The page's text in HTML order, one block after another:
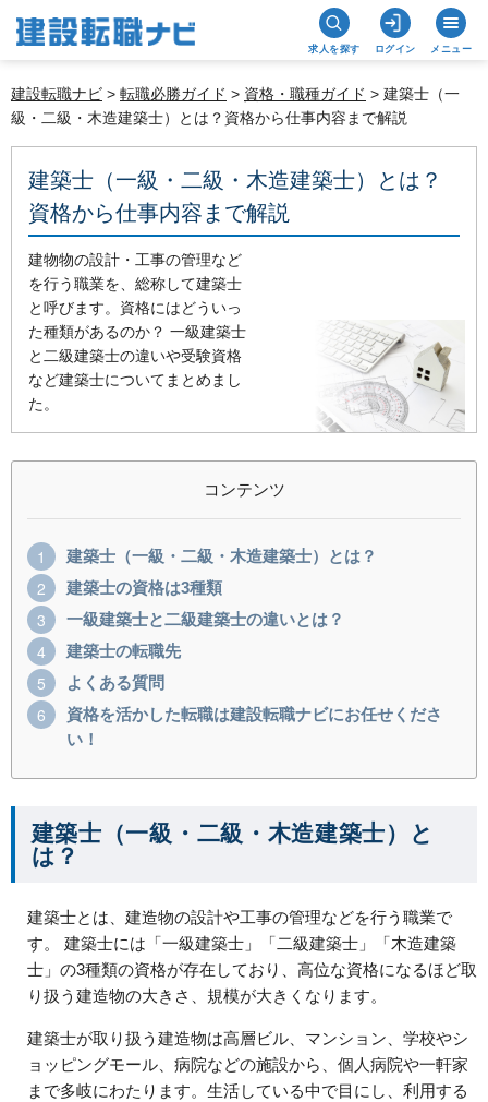
求人を探す ログイン メニュー
建設転職ナビ > 転職必勝ガイド > 資格・職種ガイド > 建築士（一
級・二級・木造建築士）とは？資格から仕事内容まで解説
建築士（一級・二級・木造建築士）とは？
資格から仕事内容まで解説
建物物の設計・工事の管理など
を行う職業を、総称して建築士
と呼びます。資格にはどういっ
た種類があるのか？ 一級建築士
と二級建築士の違いや受験資格
など建築士についてまとめまし
た。
コンテンツ
建築士（一級・二級・木造建築士）とは？
建築士の資格は3種類
一級建築士と二級建築士の違いとは？
建築士の転職先
よくある質問
資格を活かした転職は建設転職ナビにお任せくださ
い！
建築士（一級・二級・木造建築士）と
は？
建築士とは、建造物の設計や工事の管理などを行う職業で
す。 建築士には「一級建築士」「二級建築士」「木造建築
士」の3種類の資格が存在しており、高位な資格になるほど取
り扱う建造物の大きさ、規模が大きくなります。
建築士が取り扱う建造物は高層ビル、マンション、学校やシ
ョッピングモール、病院などの施設から、個人病院や一軒家
まで多岐にわたります。生活している中で目にし、利用する